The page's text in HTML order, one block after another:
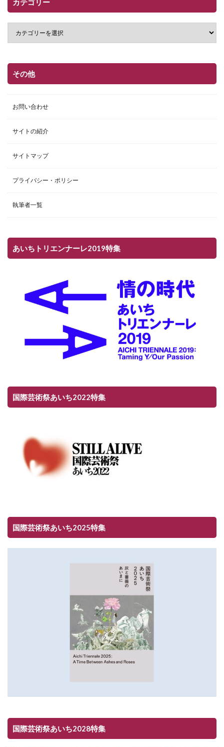
カテゴリー
その他
お問い合わせ
サイトの紹介
サイトマップ
プライバシー・ポリシー
執筆者一覧
あいちトリエンナーレ2019特集
国際芸術祭あいち2022特集
国際芸術祭あいち2025特集
国際芸術祭あいち2028特集